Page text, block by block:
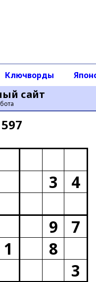
сайт
Ключворды
3
4
9
7
1
8
3